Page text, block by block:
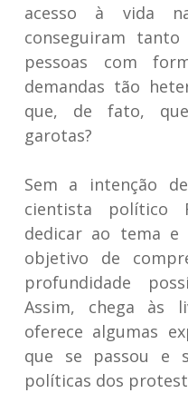
acesso à vida
conseguiram
pessoas com
demandas tão
que, de fato,
garotas?
Sem a intenção
cientista político
dedicar ao tema
objetivo de
profundidade
Assim, chega às
oferece algumas
que se passou e
políticas dos